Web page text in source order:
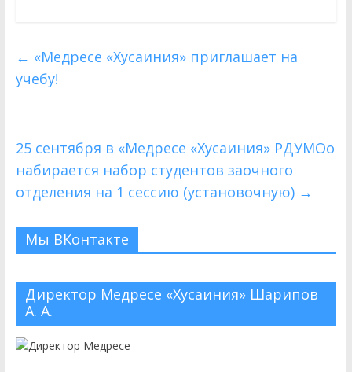
← «Медресе «Хусаиния» приглашает на
учебу!
25 сентября в «Медресе «Хусаиния» РДУМОо
набирается набор студентов заочного
отделения на 1 сессию (установочную) →
Мы ВКонтакте
Директор Медресе «Хусаиния» Шарипов
А. А.